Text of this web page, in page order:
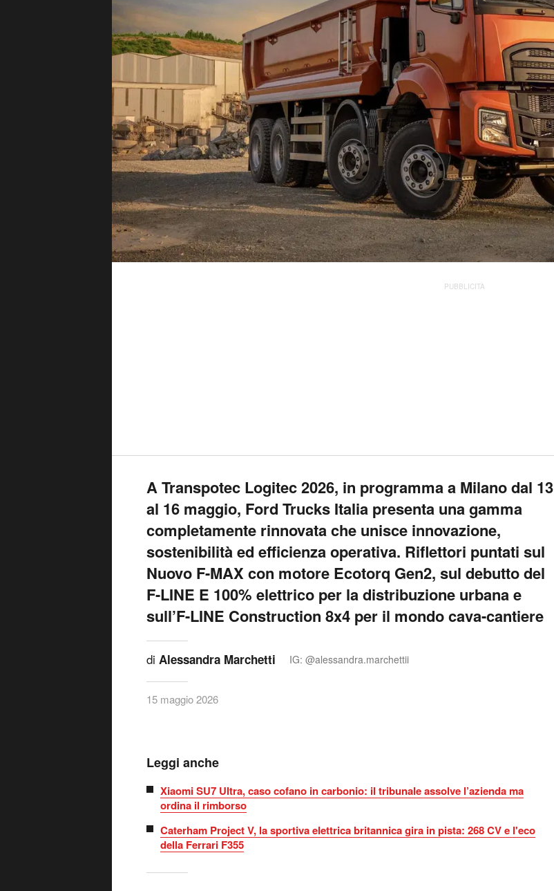
PUBBLICITÀ
A Transpotec Logitec 2026, in programma a Milano dal 13
al 16 maggio, Ford Trucks Italia presenta una gamma
completamente rinnovata che unisce innovazione,
sostenibilità ed efficienza operativa. Riflettori puntati sul
Nuovo F-MAX con motore Ecotorq Gen2, sul debutto del
F-LINE E 100% elettrico per la distribuzione urbana e
sull’F-LINE Construction 8x4 per il mondo cava-cantiere
di Alessandra Marchetti IG: @alessandra.marchettii
15 maggio 2026
Leggi anche
Xiaomi SU7 Ultra, caso cofano in carbonio: il tribunale assolve l’azienda ma
ordina il rimborso
Caterham Project V, la sportiva elettrica britannica gira in pista: 268 CV e l'eco
della Ferrari F355